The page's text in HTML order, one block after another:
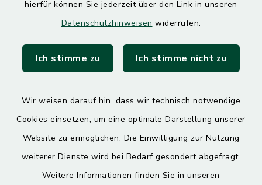
hierfür können Sie jederzeit über den Link in unseren
Datenschutzhinweisen widerrufen.
Ich stimme zu Ich stimme nicht zu
Wir weisen darauf hin, dass wir technisch notwendige
Cookies einsetzen, um eine optimale Darstellung unserer
Website zu ermöglichen. Die Einwilligung zur Nutzung
weiterer Dienste wird bei Bedarf gesondert abgefragt.
Weitere Informationen finden Sie in unseren
Quicklinks
SoNNe e. V.
Barrierefreiheit